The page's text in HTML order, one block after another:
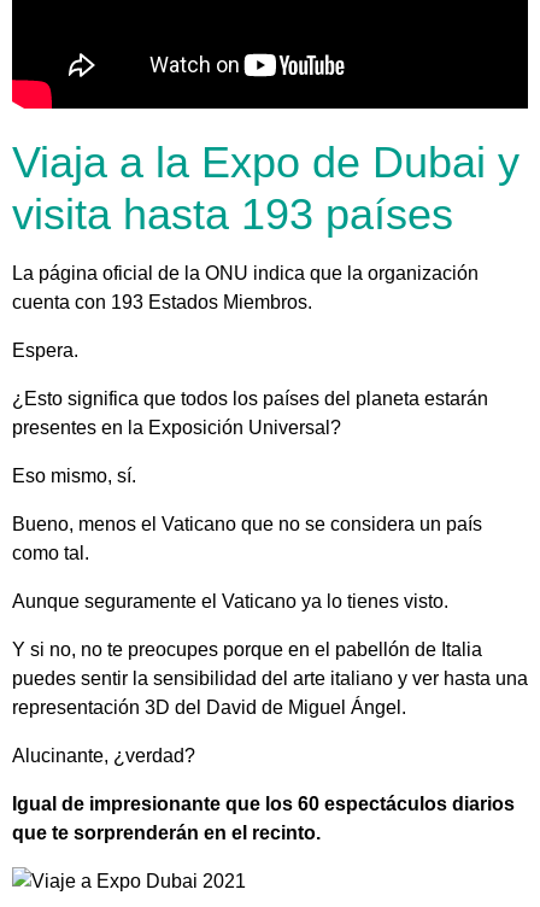
Viaja a la Expo de Dubai y
visita hasta 193 países
La página oficial de la ONU indica que la organización
cuenta con 193 Estados Miembros.
Espera.
¿Esto significa que todos los países del planeta estarán
presentes en la Exposición Universal?
Eso mismo, sí.
Bueno, menos el Vaticano que no se considera un país
como tal.
Aunque seguramente el Vaticano ya lo tienes visto.
Y si no, no te preocupes porque en el pabellón de Italia
puedes sentir la sensibilidad del arte italiano y ver hasta una
representación 3D del David de Miguel Ángel.
Alucinante, ¿verdad?
Igual de impresionante que los 60 espectáculos diarios
que te sorprenderán en el recinto.